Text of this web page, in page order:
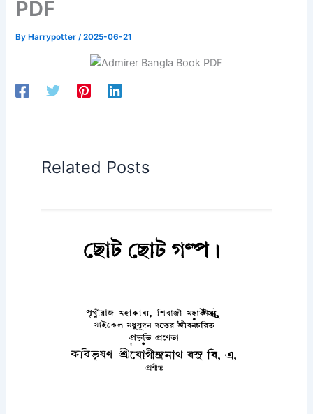
PDF
By Harrypotter/2025-06-21
Related Posts